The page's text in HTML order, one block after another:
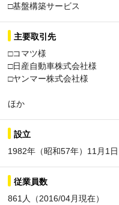
□基盤構築サービス
主要取引先
□コマツ様
□日産自動車株式会社様
□ヤンマー株式会社様
ほか
設立
1982年（昭和57年）11月1日
従業員数
861人（2016/04月現在）